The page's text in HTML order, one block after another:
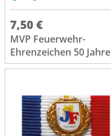
7,50 €
MVP Feuerwehr-
Ehrenzeichen 50 Jahre